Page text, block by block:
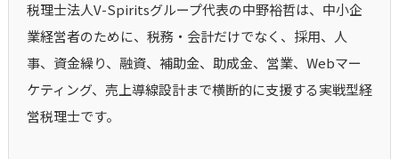
税理士法人V-Spiritsグループ代表の中野裕哲は、中小企
業経営者のために、税務・会計だけでなく、採用、人
事、資金繰り、融資、補助金、助成金、営業、Webマー
ケティング、売上導線設計まで横断的に支援する実戦型経
営税理士です。